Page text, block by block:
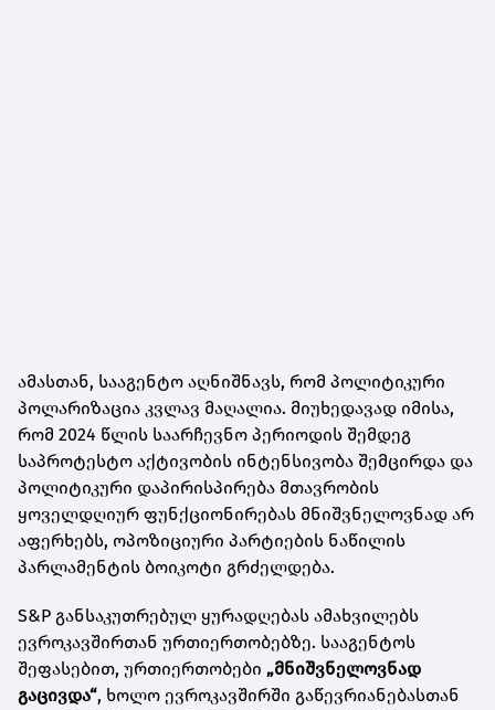
ამასთან, სააგენტო აღნიშნავს, რომ პოლიტიკური
პოლარიზაცია კვლავ მაღალია. მიუხედავად იმისა,
რომ 2024 წლის საარჩევნო პერიოდის შემდეგ
საპროტესტო აქტივობის ინტენსივობა შემცირდა და
პოლიტიკური დაპირისპირება მთავრობის
ყოველდღიურ ფუნქციონირებას მნიშვნელოვნად არ
აფერხებს, ოპოზიციური პარტიების ნაწილის
პარლამენტის ბოიკოტი გრძელდება.
S&P განსაკუთრებულ ყურადღებას ამახვილებს
ევროკავშირთან ურთიერთობებზე. სააგენტოს
შეფასებით, ურთიერთობები „მნიშვნელოვნად
გაცივდა“, ხოლო ევროკავშირში გაწევრიანებასთან